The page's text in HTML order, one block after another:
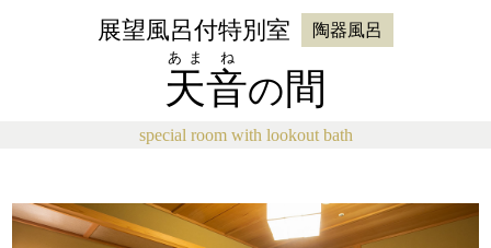
展望風呂付特別室 陶器風呂
天
あま
音
ね
の間
special room with lookout bath